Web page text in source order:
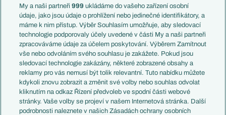
Témata
Představení týmů MS
EuroSkauting
PL v kostce
Evropské koeficienty
Přestupy
Přestupové spekulace
Zranění
Kluby
Arsenal FC
Francie
Itálie
Německo
Španělsko
Argentina
Brazílie
Přestupy
Zápasy
Livescore
Tipovací soutěž
My a naši partneři999 ukládáme do vašeho zařízení osobní
údaje, jako jsou údaje o prohlížení nebo jedinečné identifikátory, a
máme k nim přístup. Výběr Souhlasím umožňuje, aby sledovací
technologie podporovaly účely uvedené v části My a naši partneři
zpracováváme údaje za účelem poskytování. Výběrem Zamítnout
vše nebo odvoláním svého souhlasu je zakážete. Pokud jsou
sledovací technologie zakázány, některé zobrazené obsahy a
reklamy pro vás nemusí být tolik relevantní. Tuto nabídku můžete
kdykoli znovu zobrazit a změnit své volby nebo souhlas odvolat
kliknutím na odkaz Řízení předvoleb ve spodní části webové
stránky. Vaše volby se projeví v našem Internetová stránka. Další
podrobnosti naleznete v našich Zásadách ochrany osobních